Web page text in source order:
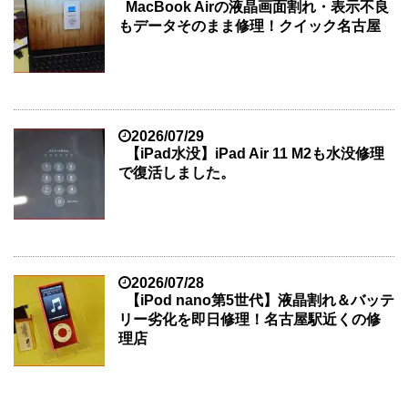
MacBook Airの液晶画面割れ・表示不良
もデータそのまま修理！クイック名古屋
2026/07/29
【iPad水没】iPad Air 11 M2も水没修理
で復活しました。
2026/07/28
【iPod nano第5世代】液晶割れ＆バッテ
リー劣化を即日修理！名古屋駅近くの修
理店